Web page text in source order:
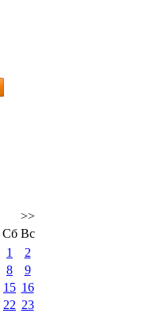
>>
Сб Вс
1
2
8
9
15 16
22 23